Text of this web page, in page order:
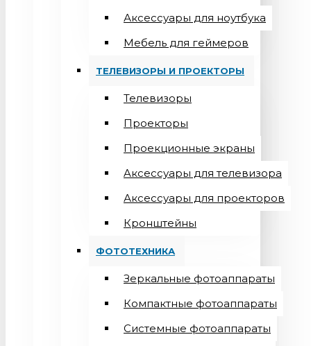
Аксессуары для ноутбука
Мебель для геймеров
ТЕЛЕВИЗОРЫ И ПРОЕКТОРЫ
Телевизоры
Проекторы
Проекционные экраны
Aксессуары для телевизора
Аксессуары для проекторов
Кронштейны
ФОТОТЕХНИКА
Зеркальные фотоаппараты
Компактные фотоаппараты
Системные фотоаппараты